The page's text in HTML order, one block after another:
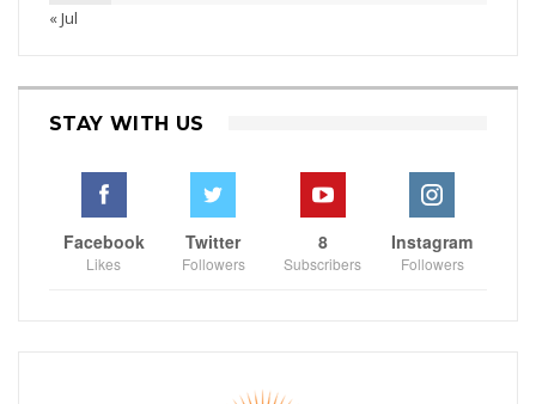
« Jul
STAY WITH US
Facebook
Likes
Twitter
Followers
8
Subscribers
Instagram
Followers